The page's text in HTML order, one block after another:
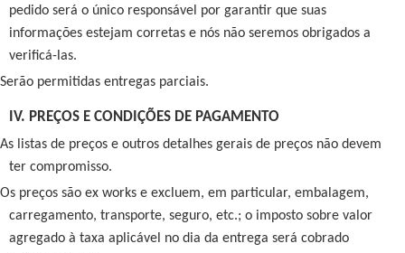
pedido será o único responsável por garantir que suas
informações estejam corretas e nós não seremos obrigados a
verificá-las.
Serão permitidas entregas parciais.
IV. PREÇOS E CONDIÇÕES DE PAGAMENTO
As listas de preços e outros detalhes gerais de preços não devem
ter compromisso.
Os preços são ex works e excluem, em particular, embalagem,
carregamento, transporte, seguro, etc.; o imposto sobre valor
agregado à taxa aplicável no dia da entrega será cobrado